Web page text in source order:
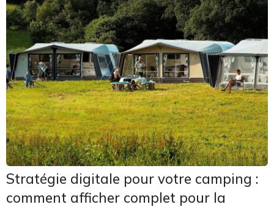
Stratégie digitale pour votre camping :
comment afficher complet pour la